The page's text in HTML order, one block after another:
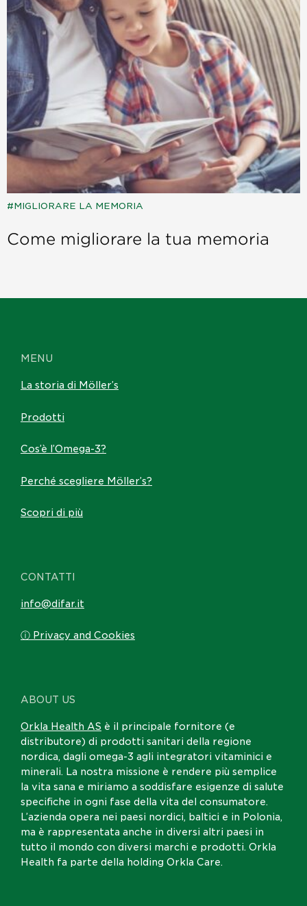
Come migliorare la tua memoria
MIGLIORARE LA MEMORIA
ABOUT US
Orkla Health AS è il principale fornitore (e
distributore) di prodotti sanitari della regione
nordica, dagli omega-3 agli integratori vitaminici e
minerali. La nostra missione è rendere più semplice
la vita sana e miriamo a soddisfare esigenze di salute
specifiche in ogni fase della vita del consumatore.
L’azienda opera nei paesi nordici, baltici e in Polonia,
ma è rappresentata anche in diversi altri paesi in
tutto il mondo con diversi marchi e prodotti. Orkla
Health fa parte della holding Orkla Care.
MENU
La storia di Möller’s
Prodotti
Cos’è l’Omega-3?
Perché scegliere Möller’s?
Scopri di più
CONTATTI
info@difar.it
ⓘ Privacy and Cookies